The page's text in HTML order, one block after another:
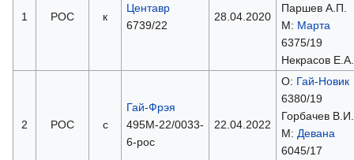
1 РОС к
Центавр
6739/22
28.04.2020
Паршев А.П.
М: Марта
6375/19
Некрасов Е.А.
2 РОС с
Гай-Фрэя
495М-22/0033-
6-рос
22.04.2022
О: Гай-Новик
6380/19
Горбачев В.И.
М: Девана
6045/17